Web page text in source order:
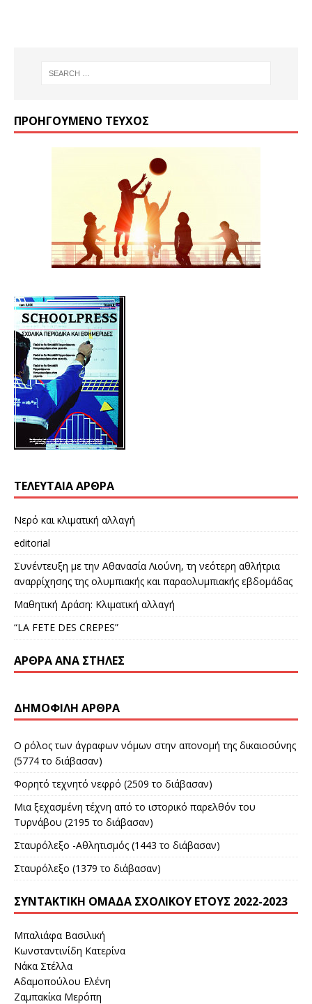
ΠΡΟΗΓΟΎΜΕΝΟ ΤΕΎΧΟΣ
ΤΕΛΕΥΤΑΊΑ ΆΡΘΡΑ
Νερό και κλιματική αλλαγή
editorial
Συνέντευξη με την Αθανασία Λιούνη, τη νεότερη αθλήτρια
αναρρίχησης της ολυμπιακής και παραολυμπιακής εβδομάδας
Μαθητική Δράση: Κλιματική αλλαγή
“LA FETE DES CREPES”
ΆΡΘΡΑ ΑΝΆ ΣΤΉΛΕΣ
ΔΗΜΟΦΙΛΉ ΆΡΘΡΑ
Ο ρόλος των άγραφων νόμων στην απονομή της δικαιοσύνης
(5774 το διάβασαν)
Φορητό τεχνητό νεφρό (2509 το διάβασαν)
Μια ξεχασμένη τέχνη από το ιστορικό παρελθόν του
Τυρνάβου (2195 το διάβασαν)
Σταυρόλεξο -Αθλητισμός (1443 το διάβασαν)
Σταυρόλεξο (1379 το διάβασαν)
ΣΥΝΤΑΚΤΙΚΉ ΟΜΆΔΑ ΣΧΟΛΙΚΟΎ ΈΤΟΥΣ 2022-2023
Μπαλιάφα Βασιλική
Κωνσταντινίδη Κατερίνα
Νάκα Στέλλα
Αδαμοπούλου Ελένη
Ζαμπακίκα Μερόπη